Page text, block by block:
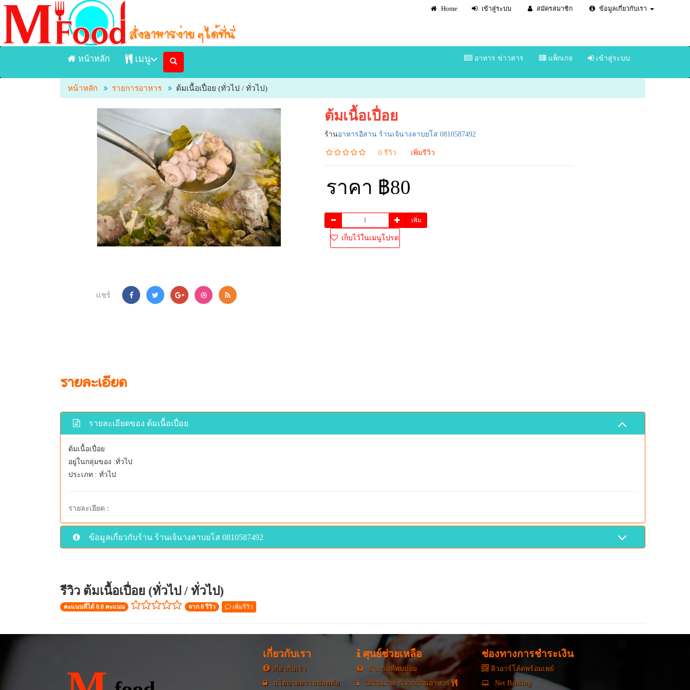
Home เข้าสู่ระบบ สมัครสมาชิก ข้อมูลเกี่ยวกับเรา
หน้าหลัก เมนู
หน้าแรก
เมนูอาหารในร้าน
ร้านอาหาร
อาหาร ข่าวสาร แพ็กเกจ เข้าสู่ระบบ
หน้าหลัก รายการอาหาร ต้มเนื้อเปื่อย (ทั่วไป / ทั่วไป)
ต้มเนื้อเปื่อย
ร้านอาหารอีสาน ร้านเจ้นางลาบยโส 0810587492
0 รีวิว เพิ่มรีวิว
ราคา ฿80
เพิ่ม
เก็บไว้ในเมนูโปรด
แชร์
รายละเอียด
รายละเอียดของ ต้มเนื้อเปื่อย
ต้มเนื้อเปื่อย
อยู่ในกลุ่มของ :ทั่วไป
ประเภท : ทั่วไป
รายละเอียด :
ข้อมูลเกี่ยวกับร้าน ร้านเจ้นางลาบยโส 0810587492
รีวิว ต้มเนื้อเปื่อย (ทั่วไป / ทั่วไป)
คะแนนที่ได้ 0.0 คะแนน จาก 0 รีวิว เพิ่มรีวิว
เกี่ยวกับเรา
เกี่ยวกับเรา
นโยบายความปลดภัย
ศุนย์ช่วยเหลือ
คำถามที่พบบ่อย
วิธีสั่งอาหารจากร้านอาหาร
ช่องทางการชำระเงิน
คิวอาร์โค้ดพร้อมเพย์
Net Banking